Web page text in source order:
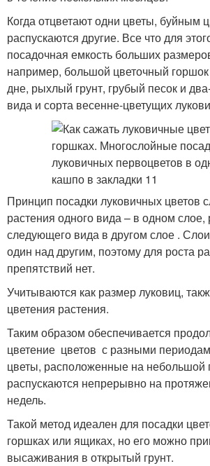
Когда отцветают одни цветы, буйным
распускаются другие. Все что для
посадочная емкость больших
например, большой цветочный
дне, рыхлый грунт, грубый песок и
вида и сорта весенне-цветущих
Принцип посадки луковичных цветов
растения одного вида – в одном слое,
следующего вида в другом слое .
один над другим, поэтому для роста
препятствий нет.
Учитываются как размер луковиц,
цветения растения.
Таким образом обеспечивается
цветение цветов с разными
цветы, расположенные на небольшой
распускаются непрерывно на
недель.
Такой метод идеален для посадки
горшках или ящиках, но его можно
высаживания в открытый грунт.